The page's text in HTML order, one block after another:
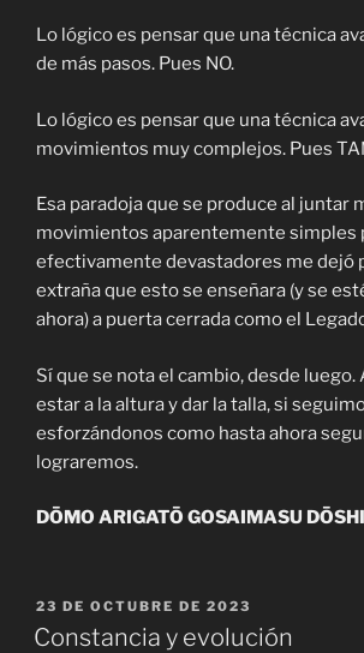
Lo lógico es pensar que una técnica
de más pasos. Pues NO.
Lo lógico es pensar que una técnica
movimientos muy complejos. Pues
Esa paradoja que se produce al juntar
movimientos aparentemente simples
efectivamente devastadores me dejó
extraña que esto se enseñara (y se
ahora) a puerta cerrada como el
Sí que se nota el cambio, desde luego.
estar a la altura y dar la talla, si
esforzándonos como hasta ahora
lograremos.
DŌMO ARIGATŌ GOSAIMASU DŌSHI
PUBLICADO
EL
23 DE OCTUBRE DE 2023
Constancia y evolución